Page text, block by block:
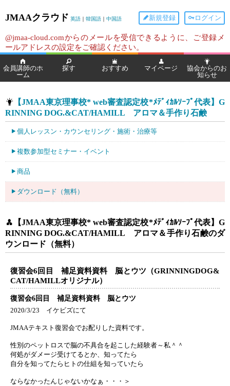
JMAAクラウド 英語 ｜ 韓国語 ｜ 中国語 ログイン
新規登録
@jmaa-cloud.comからのメールを受信できるように、ご登録メ
ールアドレスの設定をご確認ください。
会員講師のホ
ーム
探す おすすめ マイページ
協会からのお
知らせ
【JMAA東京理事校* web審査認定校*ﾒﾃﾞｨｶﾙｿｰﾌﾟ代表】G
RINNING DOG.&CAT/HAMILL アロマ＆手作り石鹸
個人レッスン・カウンセリング・施術・治療等
複数参加型セミナー・イベント
商品
ダウンロード（無料）
【JMAA東京理事校* web審査認定校*ﾒﾃﾞｨｶﾙｿｰﾌﾟ代表】G
RINNING DOG.&CAT/HAMILL アロマ＆手作り石鹸のダ
ウンロード（無料）
復習会6回目 補足資料資料 脳とウツ（GRINNINGDOG&
CAT/HAMILLオリジナル）
復習会6回目 補足資料資料 脳とウツ
2020/3/23 イケビズにて
JMAAテキスト復習会でお配りした資料です。
性別のペットロスで脳の不具合を起こした経験者～私＾＾ゞ
何処がダメージ受けてるとか、知ってたら
自分を知ってたらヒトの仕組を知っていたら
ならなかったんじゃないかなぁ・・・＞